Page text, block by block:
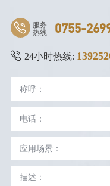
服务
热线 0755-
24小时热线: